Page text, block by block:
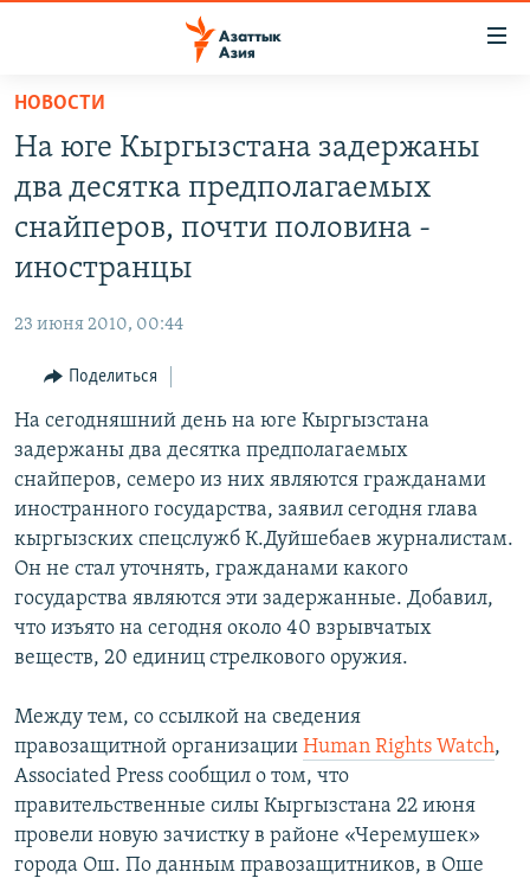
Вернуться
основному
содержанию
Вернутся
главной
Вернутся
поиску
КЫРГЫЗСТАН
ВОЙНА В УКРАИНЕ
ЎЗБЕКЧА
ТОҶИКӢ
TÜRKMENÇE
ПОДПИШИТЕСЬ НА НАС В СОЦСЕТЯХ
Все сайты РСЕ/РС
НОВОСТИ
На юге Кыргызстана задержаны
два десятка предполагаемых
снайперов, почти половина -
иностранцы
23 июня 2010, 00:44
Поделиться
На сегодняшний день на юге Кыргызстана
задержаны два десятка предполагаемых
снайперов, семеро из них являются гражданами
иностранного государства, заявил сегодня глава
кыргызских спецслужб К.Дуйшебаев журналистам.
Он не стал уточнять, гражданами какого
государства являются эти задержанные. Добавил,
что изъято на сегодня около 40 взрывчатых
веществ, 20 единиц стрелкового оружия.
Между тем, со ссылкой на сведения
правозащитной организации Human Rights Watch,
Associated Press сообщил о том, что
правительственные силы Кыргызстана 22 июня
провели новую зачистку в районе «Черемушек»
города Ош. По данным правозащитников, в Оше